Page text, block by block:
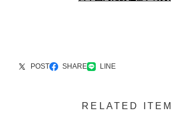
POST SHARE LINE
RELATED